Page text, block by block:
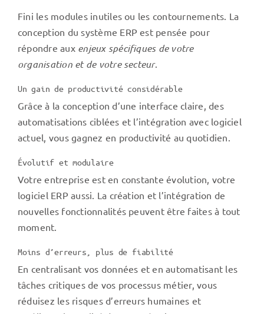
Fini les modules inutiles ou les contournements. La
conception du système ERP est pensée pour
répondre auxenjeux spécifiques de votre
organisation et de votre secteur.
Un gain de productivité considérable
Grâce à la conception d’une interface claire, des
automatisations ciblées et l’intégration avec logiciel
actuel, vous gagnez en productivité au quotidien.
Évolutif et modulaire
Votre entreprise est en constante évolution, votre
logiciel ERP aussi. La création et l’intégration de
nouvelles fonctionnalités peuvent être faites à tout
moment.
Moins d’erreurs, plus de fiabilité
En centralisant vos données et en automatisant les
tâches critiques de vos processus métier, vous
réduisez les risques d’erreurs humaines et